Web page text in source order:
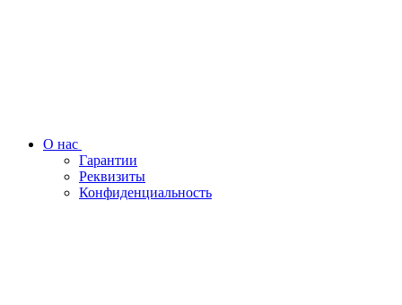
О нас
Гарантии
Реквизиты
Конфиденциальность